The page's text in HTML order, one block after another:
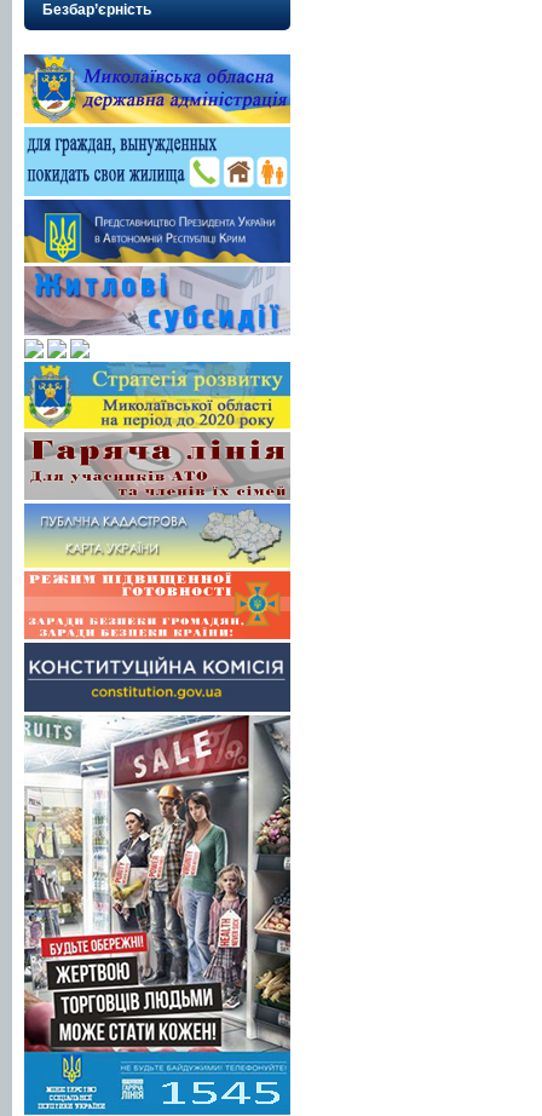
Безбар’єрність